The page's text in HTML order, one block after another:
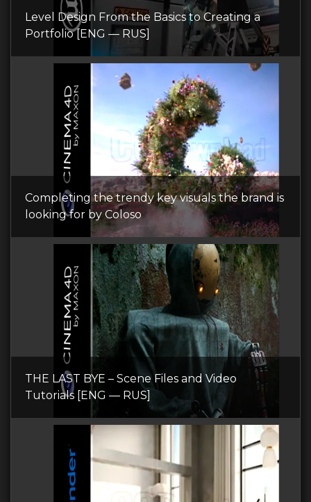
Level Design From the Basics to Creating a
Portfolio [ENG — RUS]
Completing the trendy key visuals the brand is
looking for by Coloso
THE LAST BYE – Scene Files and Video
Tutorials [ENG — RUS]